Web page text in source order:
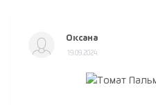
Оксана
19.09.2024